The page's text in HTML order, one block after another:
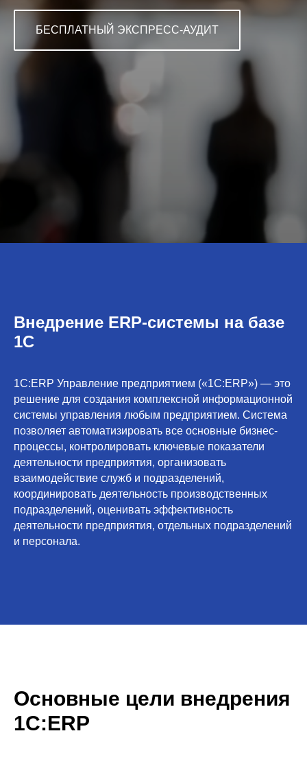
БЕСПЛАТНЫЙ ЭКСПРЕСС-АУДИТ
Внедрение ERP-системы на базе
1С
1С:ERP Управление предприятием («1C:ERP») — это
решение для создания комплексной информационной
системы управления любым предприятием. Система
позволяет автоматизировать все основные бизнес-
процессы, контролировать ключевые показатели
деятельности предприятия, организовать
взаимодействие служб и подразделений,
координировать деятельность производственных
подразделений, оценивать эффективность
деятельности предприятия, отдельных подразделений
и персонала.
Основные цели внедрения
1С:ERP